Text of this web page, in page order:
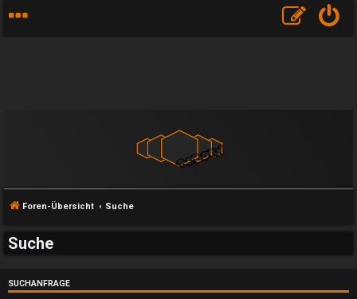
Foren-Übersicht Suche
Suche
SUCHANFRAGE